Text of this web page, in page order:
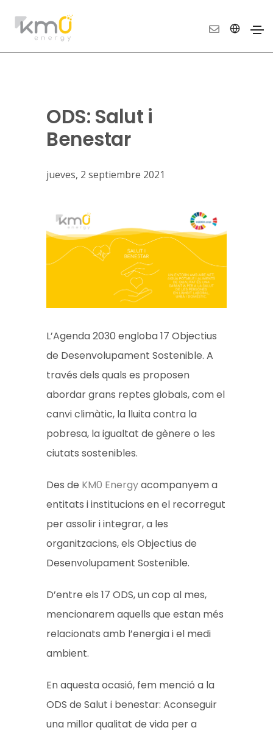
ODS: Salut i
Benestar
jueves, 2 septiembre 2021
L’Agenda 2030 engloba 17 Objectius
de Desenvolupament Sostenible. A
través dels quals es proposen
abordar grans reptes globals, com el
canvi climàtic, la lluita contra la
pobresa, la igualtat de gènere o les
ciutats sostenibles.
Des de KM0 Energyacompanyem a
entitats i institucions en el recorregut
per assolir i integrar, a les
organitzacions, els Objectius de
Desenvolupament Sostenible.
D’entre els 17 ODS, un cop al mes,
mencionarem aquells que estan més
relacionats amb l’energia i el medi
ambient.
En aquesta ocasió, fem menció a la
ODS de Salut i benestar: Aconseguir
una millor qualitat de vida per a